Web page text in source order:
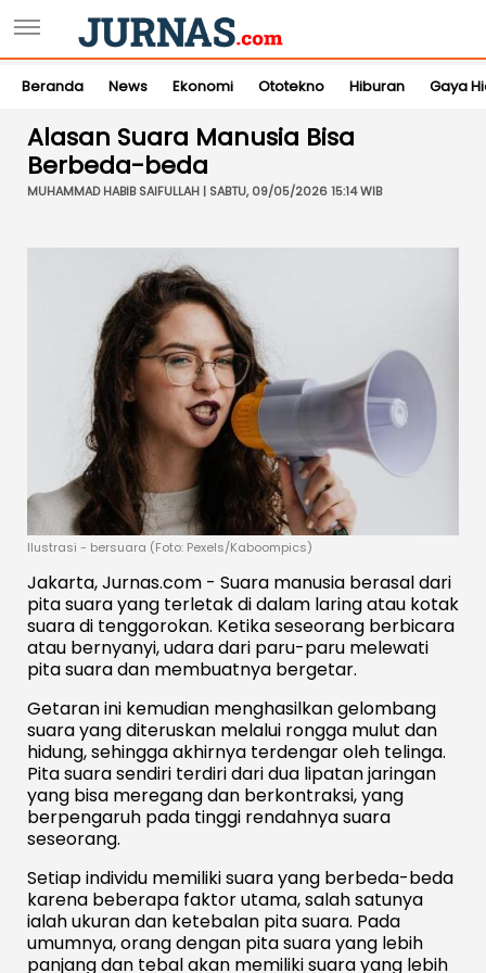
Beranda News Ekonomi Ototekno Hiburan Gaya
Alasan Suara Manusia Bisa
Berbeda-beda
MUHAMMAD HABIB SAIFULLAH | SABTU, 09/05/2026 15:14 WIB
Ilustrasi - bersuara (Foto: Pexels/Kaboompics)
Jakarta, Jurnas.com - Suara manusia berasal dari
pita suara yang terletak di dalam laring atau kotak
suara di tenggorokan. Ketika seseorang berbicara
atau bernyanyi, udara dari paru-paru melewati
pita suara dan membuatnya bergetar.
Getaran ini kemudian menghasilkan gelombang
suara yang diteruskan melalui rongga mulut dan
hidung, sehingga akhirnya terdengar oleh telinga.
Pita suara sendiri terdiri dari dua lipatan jaringan
yang bisa meregang dan berkontraksi, yang
berpengaruh pada tinggi rendahnya suara
seseorang.
Setiap individu memiliki suara yang berbeda-beda
karena beberapa faktor utama, salah satunya
ialah ukuran dan ketebalan pita suara. Pada
umumnya, orang dengan pita suara yang lebih
panjang dan tebal akan memiliki suara yang lebih